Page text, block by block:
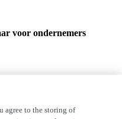
voor ondernemers
controle. (inbegrepen)
1/2 tank brandstof en 6
agree to the storing of